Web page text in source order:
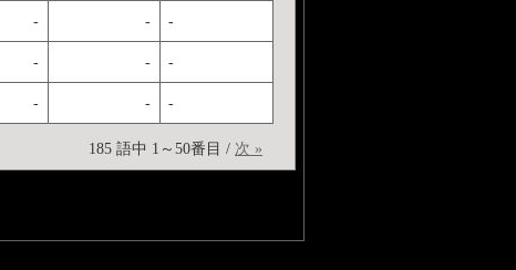
- - -
- - -
- - -
185 語中 1～50番目 / 次 »